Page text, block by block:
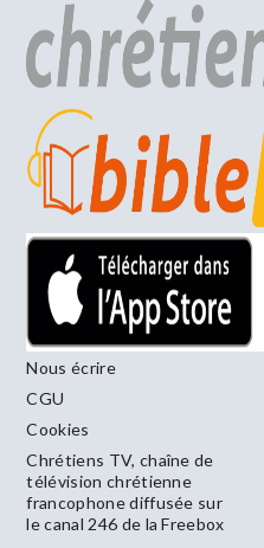
Nous écrire
CGU
Cookies
Chrétiens TV, chaîne de
télévision chrétienne
francophone diffusée sur
le canal 246 de la Freebox